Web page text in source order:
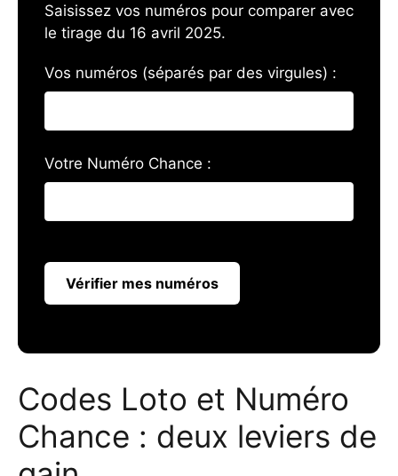
Saisissez vos numéros pour comparer avec
le tirage du 16 avril 2025.
Vos numéros (séparés par des virgules) :
Votre Numéro Chance :
Vérifier mes numéros
Codes Loto et Numéro
Chance : deux leviers de